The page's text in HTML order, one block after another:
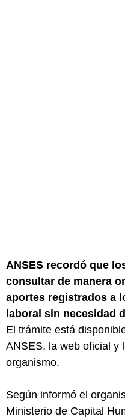
ANSES recordó que
consultar de manera
aportes registrados a
laboral sin necesidad
El trámite está
ANSES, la web oficial y
organismo.
Según informó el
Ministerio de Capital